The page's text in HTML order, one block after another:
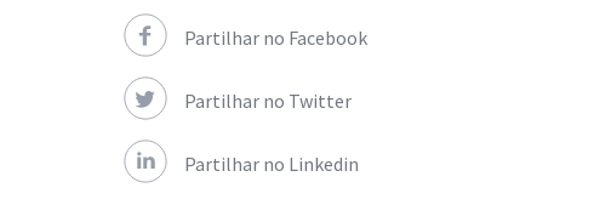
Partilhar no Facebook
Partilhar no Twitter
Partilhar no Linkedin